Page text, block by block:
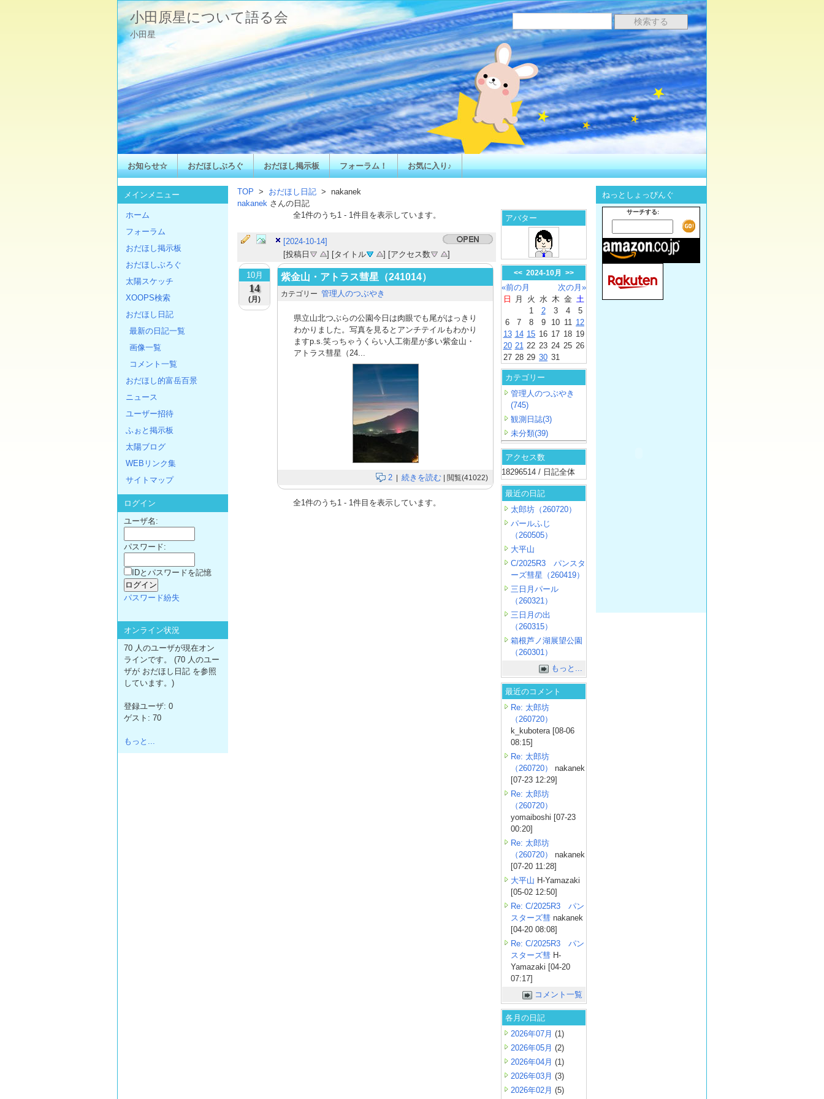
小田原星について語る会
小田星
お知らせ☆ おだほしぶろぐ おだほし掲示板 フォーラム！ お気に入り♪
TOP > おだほし日記 > nakanek
nakanek さんの日記
全1件のうち1- 1件目を表示しています。
[2024-10-14]
[投稿日
] [タイトル ] [アクセス数 ]
10月
14
(月)
紫金山・アトラス彗星（241014）
カテゴリー 管理人のつぶやき
県立山北つぶらの公園今日は肉眼でも尾がはっきり
わかりました。写真を見るとアンチテイルもわかり
ますp.s.笑っちゃうくらい人工衛星が多い紫金山・
アトラス彗星（24...
2 | 続きを読む | 閲覧(41022)
全1件のうち1- 1件目を表示しています。
アバター
<< 2024-10月 >>
«前の月
次の月»
日
月 火 水 木 金 土
1
2 3 4
5
6
7 8 9 10 11 12
13 14 15 16 17 18 19
20 21 22 23 24 25 26
27 28 29 30 31
カテゴリー
管理人のつぶやき
(745)
観測日誌(3)
未分類(39)
アクセス数
18296514 / 日記全体
最近の日記
太郎坊（260720）
パールふじ
（260505）
大平山
C/2025R3 パンスタ
ーズ彗星（260419）
三日月パール
（260321）
三日月の出
（260315）
箱根芦ノ湖展望公園
（260301）
もっと...
最近のコメント
Re: 太郎坊
（260720）
k_kubotera [08-06
08:15]
Re: 太郎坊
（260720）
nakanek
[07-23 12:29]
Re: 太郎坊
（260720）
yomaiboshi [07-23
00:20]
Re: 太郎坊
（260720）
nakanek
[07-20 11:28]
大平山 H-Yamazaki
[05-02 12:50]
Re: C/2025R3 パン
スターズ彗 nakanek
[04-20 08:08]
Re: C/2025R3 パン
スターズ彗 H-
Yamazaki [04-20
07:17]
コメント一覧
各月の日記
2026年07月 (1)
2026年05月 (2)
2026年04月 (1)
2026年03月 (3)
2026年02月 (5)
メインメニュー
ホーム
フォーラム
おだほし掲示板
おだほしぶろぐ
太陽スケッチ
XOOPS検索
おだほし日記
最新の日記一覧
画像一覧
コメント一覧
おだほし的富岳百景
ニュース
ユーザー招待
ふぉと掲示板
太陽ブログ
WEBリンク集
サイトマップ
ログイン
ユーザ名:
パスワード:
IDとパスワードを記憶
パスワード紛失
オンライン状況
70 人のユーザが現在オン
ラインです。 (70 人のユー
ザが おだほし日記 を参照
しています。)
登録ユーザ: 0
ゲスト: 70
もっと...
ねっとしょっぴんぐ
サーチする: